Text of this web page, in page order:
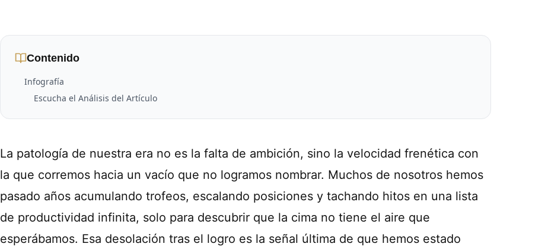
Contenido
Infografía
Escucha el Análisis del Artículo
La patología de nuestra era no es la falta de ambición, sino la velocidad frenética con
la que corremos hacia un vacío que no logramos nombrar. Muchos de nosotros hemos
pasado años acumulando trofeos, escalando posiciones y tachando hitos en una lista
de productividad infinita, solo para descubrir que la cima no tiene el aire que
esperábamos. Esa desolación tras el logro es la señal última de que hemos estado